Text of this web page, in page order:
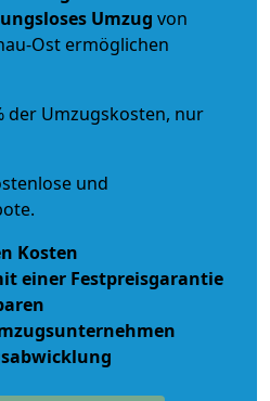
Umzug von
Ost ermöglichen
der Umzugskosten, nur
und
Kosten
einer Festpreisgarantie